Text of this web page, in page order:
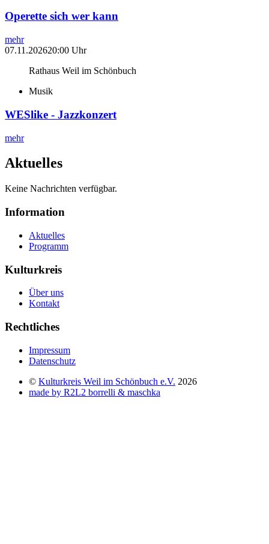
Operette sich wer kann
mehr
07.11.202620:00 Uhr
Rathaus Weil im Schönbuch
Musik
WESlike - Jazzkonzert
mehr
Aktuelles
Keine Nachrichten verfügbar.
Information
Aktuelles
Programm
Kulturkreis
Über uns
Kontakt
Rechtliches
Impressum
Datenschutz
© Kulturkreis Weil im Schönbuch e.V. 2026
made by R2L2 borrelli & maschka